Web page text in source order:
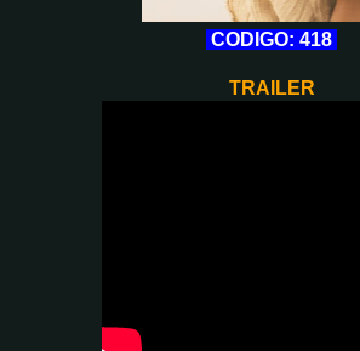
CODIGO: 418
TRAILER